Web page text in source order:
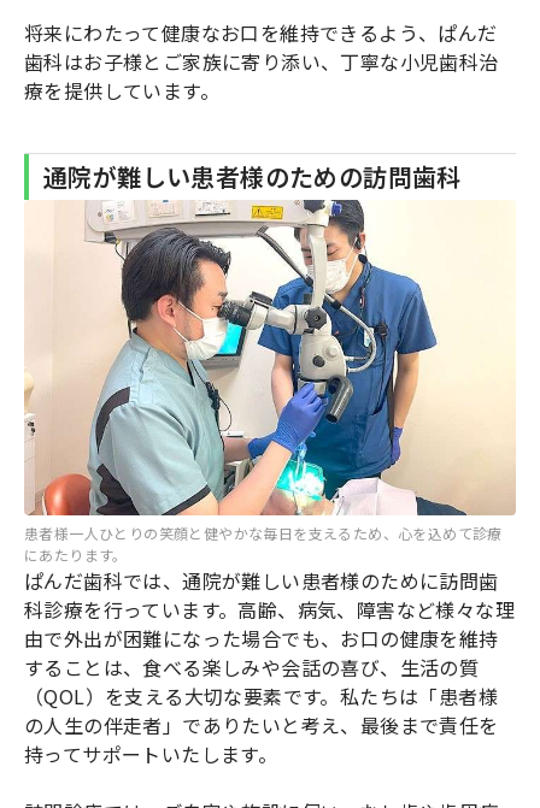
将来にわたって健康なお口を維持できるよう、ぱんだ
歯科はお子様とご家族に寄り添い、丁寧な小児歯科治
療を提供しています。
通院が難しい患者様のための訪問歯科
患者様一人ひとりの笑顔と健やかな毎日を支えるため、心を込めて診療
にあたります。
ぱんだ歯科では、通院が難しい患者様のために訪問歯
科診療を行っています。高齢、病気、障害など様々な理
由で外出が困難になった場合でも、お口の健康を維持
することは、食べる楽しみや会話の喜び、生活の質
（QOL）を支える大切な要素です。私たちは「患者様
の人生の伴走者」でありたいと考え、最後まで責任を
持ってサポートいたします。